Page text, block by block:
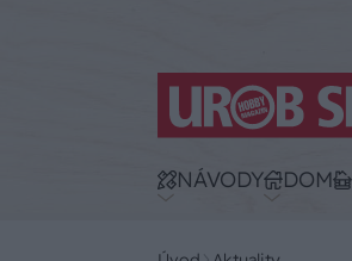
NÁVODY DOM